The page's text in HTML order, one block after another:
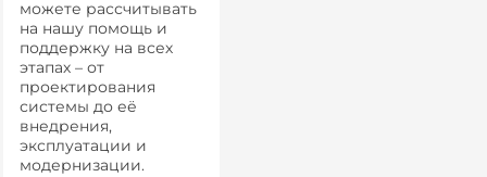
можете рассчитывать
на нашу помощь и
поддержку на всех
этапах – от
проектирования
системы до её
внедрения,
эксплуатации и
модернизации.